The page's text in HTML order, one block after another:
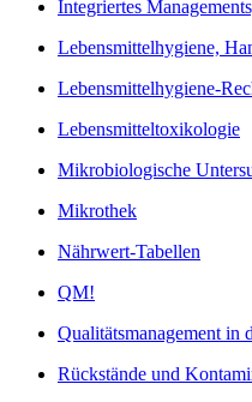
Integriertes
Lebensmittelhygiene,
Lebensmittelhygiene-
Lebensmitteltoxikologie
Mikrobiologische
Mikrothek
Nährwert-Tabellen
QM!
Qualitätsmanagement in
Rückstände und